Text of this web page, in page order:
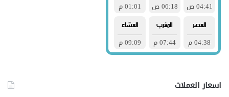
اسعار العملات